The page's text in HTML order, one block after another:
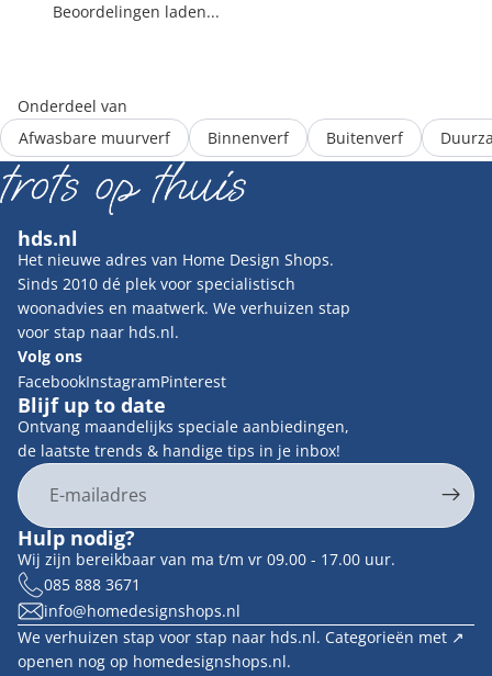
Beoordelingen laden...
Onderdeel van
Afwasbare muurverf
Binnenverf Buitenverf
hds.nl
Het nieuwe adres van Home Design Shops.
Sinds 2010 dé plek voor specialistisch
woonadvies en maatwerk. We verhuizen stap
voor stap naar hds.nl.
Volg ons
FacebookInstagramPinterest
Blijf up to date
Ontvang maandelijks speciale aanbiedingen,
de laatste trends & handige tips in je inbox!
E-mail
Hulp nodig?
Wij zijn bereikbaar van ma t/m vr 09.00 - 17.00 uur.
085 888 3671
info@homedesignshops.nl
We verhuizen stap voor stap naar hds.nl. Categorieën met ↗︎
openen nog op homedesignshops.nl.
Contactgegevens
Terugbetalingsbeleid
Algemene voorwaarden
Verzendbeleid